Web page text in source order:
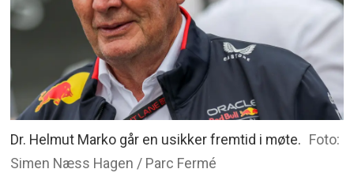
Dr. Helmut Marko går en usikker fremtid i møte. Foto:
Simen Næss Hagen / Parc Fermé